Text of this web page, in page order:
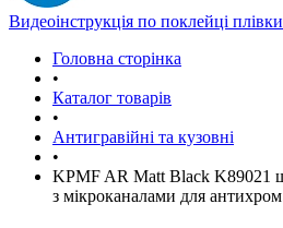
Видеоінструкція по поклейці
Головна сторінка
•
Каталог товарів
•
Антигравійні та кузовні
•
KPMF AR Matt Black K89021
з мікроканалами для